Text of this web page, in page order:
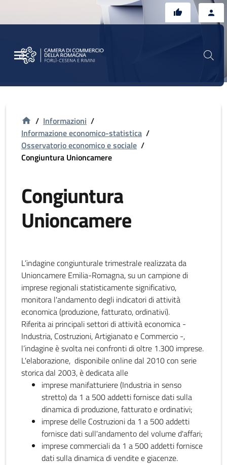
/ Informazioni /
Informazione economico-statistica /
Osservatorio economico e sociale /
Congiuntura Unioncamere
Congiuntura
Unioncamere
L’indagine congiunturale trimestrale realizzata da
Unioncamere Emilia-Romagna, su un campione di
imprese regionali statisticamente significativo,
monitora l'andamento degli indicatori di attività
economica (produzione, fatturato, ordinativi).
Riferita ai principali settori di attività economica -
Industria, Costruzioni, Artigianato e Commercio -,
l’indagine è svolta nei confronti di oltre 1.300 imprese.
L'elaborazione, disponibile online dal 2010 con serie
storica dal 2003, è dedicata alle
imprese manifatturiere (Industria in senso
stretto) da 1 a 500 addetti fornisce dati sulla
dinamica di produzione, fatturato e ordinativi;
imprese delle Costruzioni da 1 a 500 addetti
fornisce dati sull'andamento del volume d'affari;
imprese commerciali da 1 a 500 addetti fornisce
dati sulla dinamica di vendite e giacenze.